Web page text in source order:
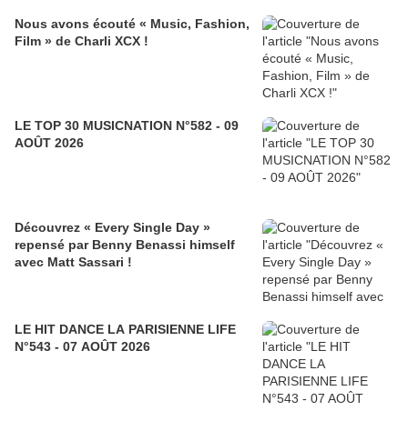
Nous avons écouté « Music, Fashion,
Film » de Charli XCX !
LE TOP 30 MUSICNATION N°582 - 09
AOÛT 2026
Découvrez « Every Single Day »
repensé par Benny Benassi himself
avec Matt Sassari !
LE HIT DANCE LA PARISIENNE LIFE
N°543 - 07 AOÛT 2026